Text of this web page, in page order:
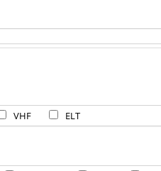
VHF ELT